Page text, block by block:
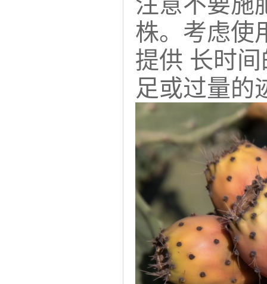
株。考虑使
提供 长时
足或过量的